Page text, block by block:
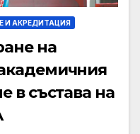
И АКРЕДИТАЦИЯ
на
в състава на